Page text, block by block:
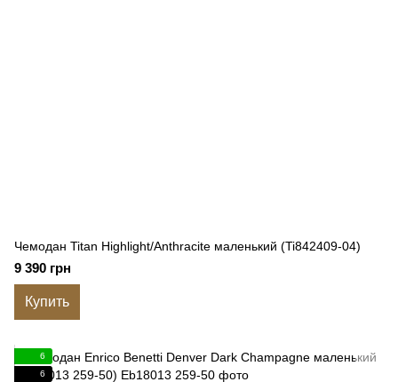
Чемодан Titan Highlight/Anthracite маленький (Ti842409-04)
9 390 грн
Купить
6
6